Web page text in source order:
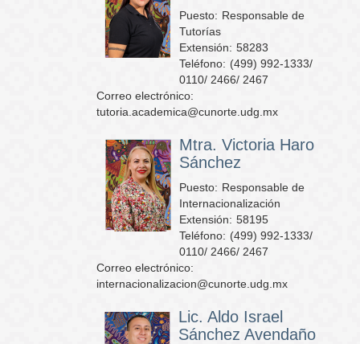
Puesto: Responsable de
Tutorías
Extensión: 58283
Teléfono: (499) 992-1333/
0110/ 2466/ 2467
Correo electrónico:
tutoria.academica@cunorte.udg.mx
Mtra. Victoria Haro
Sánchez
Puesto: Responsable de
Internacionalización
Extensión: 58195
Teléfono: (499) 992-1333/
0110/ 2466/ 2467
Correo electrónico:
internacionalizacion@cunorte.udg.mx
Lic. Aldo Israel
Sánchez Avendaño